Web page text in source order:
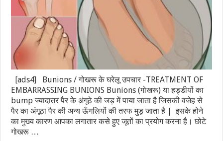
[ads4] Bunions / गोखरू के घरेलू उपचार -TREATMENT OF
EMBARRASSING BUNIONS Bunions (गोखरू) या हड्डीयों का
bump ज्यादातर पैर के अंगूठे की जड़ में पाया जाता है जिसकी वजेह से
पैर का अंगूठा पैर की अन्य ऊँगलियों की तरफ मुड़ जाता है | इसके होने
का मुख्य कारण आपका लगातार कसे हुए जूतों का प्रयोग करना है। छोटे
गोखरू …